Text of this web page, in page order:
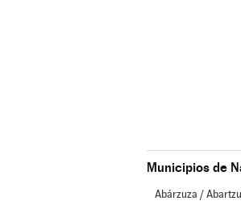
Municipios de
Abárzuza /